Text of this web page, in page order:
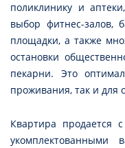
поликлинику и
выбор фитнес-залов,
площадки, а также
остановки
пекарни. Это
проживания, так и для
Квартира продается